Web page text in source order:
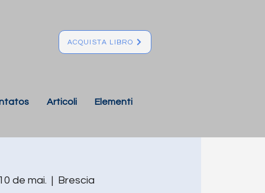
ACQUISTA LIBRO
Articoli Elementi
de mai.
  |
Brescia